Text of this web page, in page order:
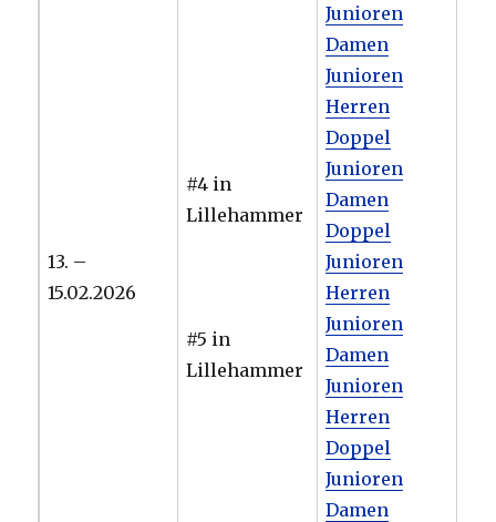
13. –
15.02.2026
#4 in
Lillehammer
#5 in
Lillehammer
Junioren
Damen
Junioren
Herren
Doppel
Junioren
Damen
Doppel
Junioren
Herren
Junioren
Damen
Junioren
Herren
Doppel
Junioren
Damen